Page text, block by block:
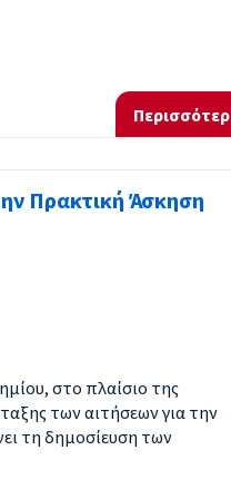
Πρακτική Άσκηση
στο πλαίσιο της
των αιτήσεων για την
τη δημοσίευση των